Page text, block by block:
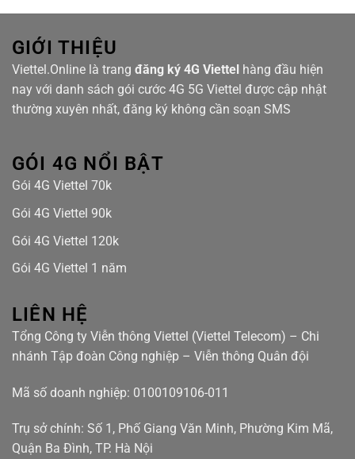
Masteri
GIỚI THIỆU
Viettel.Online là trang đăng ký 4G Viettel hàng đầu hiện
nay với danh sách gói cước 4G 5G Viettel được cập nhật
thường xuyên nhất, đăng ký không cần soạn SMS
GÓI 4G NỔI BẬT
Gói 4G Viettel 70k
Gói 4G Viettel 90k
Gói 4G Viettel 120k
Gói 4G Viettel 1 năm
LIÊN HỆ
Tổng Công ty Viễn thông Viettel (Viettel Telecom) – Chi
nhánh Tập đoàn Công nghiệp – Viễn thông Quân đội
Mã số doanh nghiệp: 0100109106-011
Trụ sở chính: Số 1, Phố Giang Văn Minh, Phường Kim Mã,
Quận Ba Đình, TP. Hà Nội